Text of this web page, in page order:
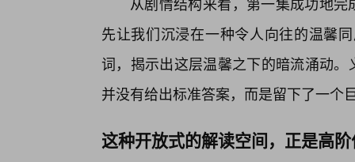
先让我们沉浸在一种令人向往的温馨
词，揭示出这层温馨之下的暗流涌动
并没有给出标准答案，而是留下了一个
这种开放式的解读空间，正是高